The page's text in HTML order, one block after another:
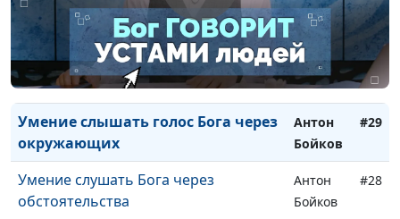
Вечное общение с Богом: диалог,
который больше не прервётся
Антон
Бойков
#30
Умение слышать голос Бога через
окружающих
Антон
Бойков
#29
Умение слушать Бога через
обстоятельства
Антон
Бойков
#28